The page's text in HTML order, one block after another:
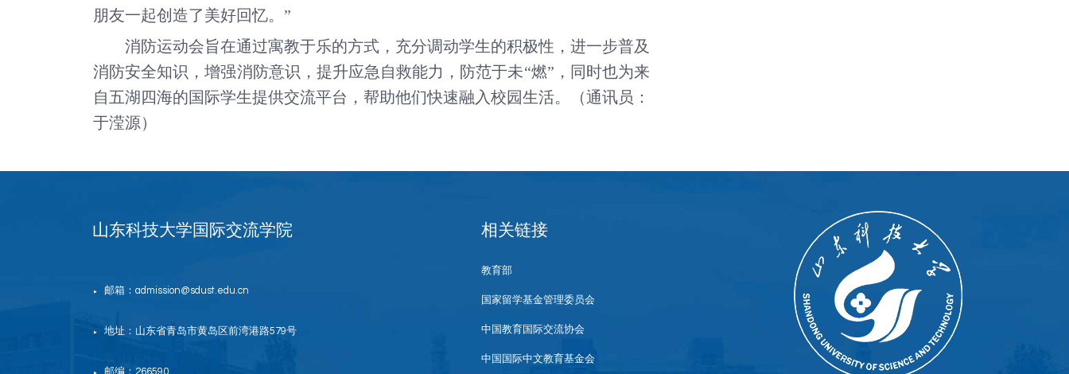
朋友一起创造了美好回忆。”
消防运动会旨在通过寓教于乐的方式 ， 充分调动学生的积极性 ， 进一步普及
消防安全知识，增强消防意识，提升应急自救能力，防范于未“燃” ，同时也为来
自五湖四海的国际学生提供交流平台，帮助他们快速融入校园生活。
（通讯员：
于滢源）
山东科技大学国际交流学院
▶ 邮箱：admission@sdust.edu.cn
▶ 地址：山东省青岛市黄岛区前湾港路579号
▶ 邮编：266590
相关链接
教育部
国家留学基金管理委员会
中国教育国际交流协会
中国国际中文教育基金会